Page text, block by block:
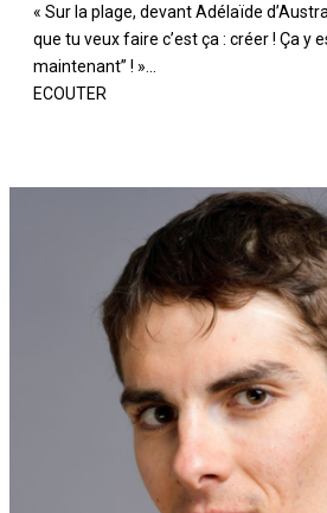
« Sur la plage, devant Adélaïde
que tu veux faire c’est ça : créer ! Ça y
maintenant” ! »...
ECOUTER